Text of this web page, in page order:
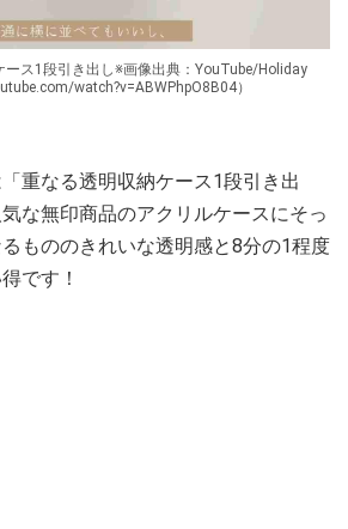
ース1段引き出し※画像出典：YouTube/Holiday
watch?v=ABWPhpO8B04）
重なる透明収納ケース1段引き出
な無印商品のアクリルケースにそっ
もののきれいな透明感と8分の1程度
です！